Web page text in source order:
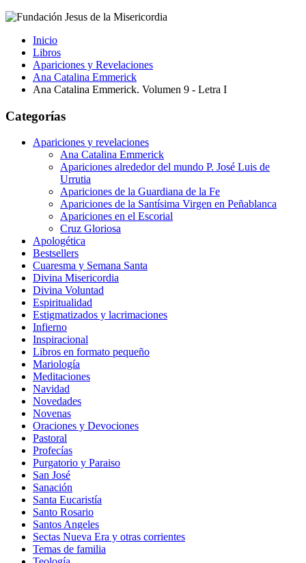
Inicio
Libros
Apariciones y Revelaciones
Ana Catalina Emmerick
Ana Catalina Emmerick. Volumen 9 - Letra I
Categorías
Apariciones y revelaciones
Ana Catalina Emmerick
Apariciones alrededor del mundo P. José Luis de
Urrutia
Apariciones de la Guardiana de la Fe
Apariciones de la Santísima Virgen en Peñablanca
Apariciones en el Escorial
Cruz Gloriosa
Apologética
Bestsellers
Cuaresma y Semana Santa
Divina Misericordia
Divina Voluntad
Espiritualidad
Estigmatizados y lacrimaciones
Infierno
Inspiracional
Libros en formato pequeño
Mariología
Meditaciones
Navidad
Novedades
Novenas
Oraciones y Devociones
Pastoral
Profecías
Purgatorio y Paraiso
San José
Sanación
Santa Eucaristía
Santo Rosario
Santos Angeles
Sectas Nueva Era y otras corrientes
Temas de familia